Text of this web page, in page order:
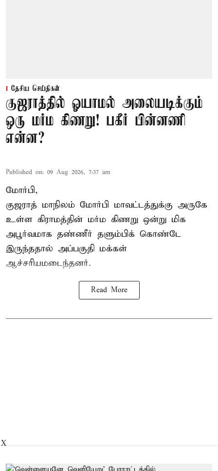
தேசிய செய்திகள்
குஜராத்தில் ஓயாமல் அலையடிக்கும்
ஒரு மர்ம கிணறு! பகீர் பின்னணி
என்ன?
Published on: 09 Aug 2026, 7:37 am
மோர்பி,
குஜராத் மாநிலம் மோர்பி மாவட்டத்துக்கு அருகே
உள்ள கிராமத்தின் மர்ம கிணறு ஒன்று மிக
அபூர்வமாக தண்ணீர் தளும்பிக் கொண்டே
இருந்ததால் அப்பகுதி மக்கள்
ஆச்சரியமடைந்தனர்.
Read More
X